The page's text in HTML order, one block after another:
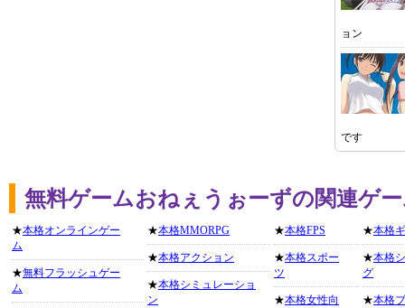
ョン
です
無料ゲームおねぇうぉーずの関連ゲ
★本格オンラインゲー
ム
★無料フラッシュゲー
ム
★本格MMORPG
★本格アクション
★本格シミュレーショ
ン
★本格FPS
★本格スポー
ツ
★本格女性向
★本格
★本格
グ
★本格